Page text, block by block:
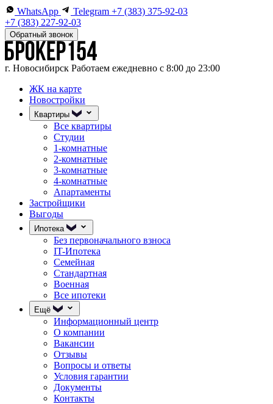
WhatsApp Telegram +7 (383) 375-92-03
+7 (383) 227-92-03
Обратный звонок
г. Новосибирск Работаем ежедневно с 8:00 до 23:00
ЖК на карте
Новостройки
Квартиры
Все квартиры
Студии
1-комнатные
2-комнатные
3-комнатные
4-комнатные
Апартаменты
Застройщики
Выгоды
Ипотека
Без первоначального взноса
IT-Ипотека
Семейная
Стандартная
Военная
Все ипотеки
Ещё
Информационный центр
О компании
Вакансии
Отзывы
Вопросы и ответы
Условия гарантии
Документы
Контакты